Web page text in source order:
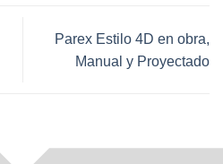
Parex Estilo 4D en obra,
Manual y Proyectado